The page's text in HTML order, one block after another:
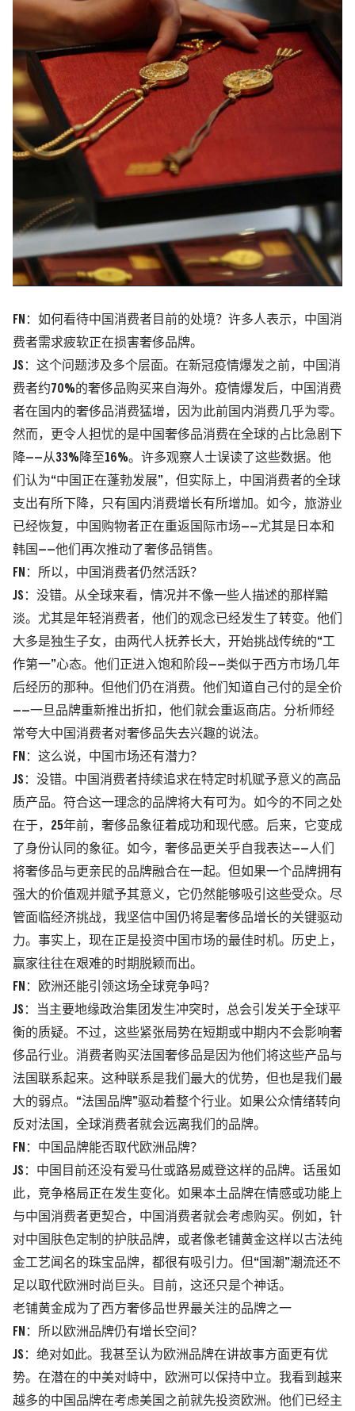
FN：如何看待中国消费者目前的处境？许多人表示，中国消
费者需求疲软正在损害奢侈品牌。
JS：这个问题涉及多个层面。在新冠疫情爆发之前，中国消
费者约70%的奢侈品购买来自海外。疫情爆发后，中国消费
者在国内的奢侈品消费猛增，因为此前国内消费几乎为零。
然而，更令人担忧的是中国奢侈品消费在全球的占比急剧下
降——从33%降至16%。许多观察人士误读了这些数据。他
们认为“中国正在蓬勃发展”，但实际上，中国消费者的全球
支出有所下降，只有国内消费增长有所增加。如今，旅游业
已经恢复，中国购物者正在重返国际市场——尤其是日本和
韩国——他们再次推动了奢侈品销售。
FN：所以，中国消费者仍然活跃？
JS：没错。从全球来看，情况并不像一些人描述的那样黯
淡。尤其是年轻消费者，他们的观念已经发生了转变。他们
大多是独生子女，由两代人抚养长大，开始挑战传统的“工
作第一”心态。他们正进入饱和阶段——类似于西方市场几年
后经历的那种。但他们仍在消费。他们知道自己付的是全价
——一旦品牌重新推出折扣，他们就会重返商店。分析师经
常夸大中国消费者对奢侈品失去兴趣的说法。
FN：这么说，中国市场还有潜力？
JS：没错。中国消费者持续追求在特定时机赋予意义的高品
质产品。符合这一理念的品牌将大有可为。如今的不同之处
在于，25年前，奢侈品象征着成功和现代感。后来，它变成
了身份认同的象征。如今，奢侈品更关乎自我表达——人们
将奢侈品与更亲民的品牌融合在一起。但如果一个品牌拥有
强大的价值观并赋予其意义，它仍然能够吸引这些受众。尽
管面临经济挑战，我坚信中国仍将是奢侈品增长的关键驱动
力。事实上，现在正是投资中国市场的最佳时机。历史上，
赢家往往在艰难的时期脱颖而出。
FN：欧洲还能引领这场全球竞争吗？
JS：当主要地缘政治集团发生冲突时，总会引发关于全球平
衡的质疑。不过，这些紧张局势在短期或中期内不会影响奢
侈品行业。消费者购买法国奢侈品是因为他们将这些产品与
法国联系起来。这种联系是我们最大的优势，但也是我们最
大的弱点。“法国品牌”驱动着整个行业。如果公众情绪转向
反对法国，全球消费者就会远离我们的品牌。
FN：中国品牌能否取代欧洲品牌？
JS：中国目前还没有爱马仕或路易威登这样的品牌。话虽如
此，竞争格局正在发生变化。如果本土品牌在情感或功能上
与中国消费者更契合，中国消费者就会考虑购买。例如，针
对中国肤色定制的护肤品牌，或者像老铺黄金这样以古法纯
金工艺闻名的珠宝品牌，都很有吸引力。但“国潮”潮流还不
足以取代欧洲时尚巨头。目前，这还只是个神话。
老铺黄金成为了西方奢侈品世界最关注的品牌之一
FN：所以欧洲品牌仍有增长空间？
JS：绝对如此。我甚至认为欧洲品牌在讲故事方面更有优
势。在潜在的中美对峙中，欧洲可以保持中立。我看到越来
越多的中国品牌在考虑美国之前就先投资欧洲。他们已经主